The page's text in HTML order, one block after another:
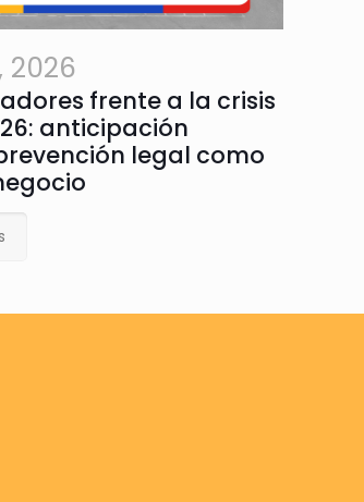
2026
frente a la crisis
anticipación
legal como